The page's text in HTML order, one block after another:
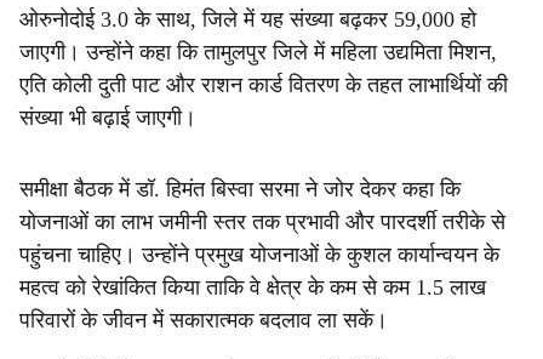
ओरुनोदोई 3.0 के साथ, जिले में यह संख्या बढ़कर 59,000 हो
जाएगी। उन्होंने कहा कि तामुलपुर जिले में महिला उद्यमिता मिशन,
एति कोली दुती पाट और राशन कार्ड वितरण के तहत लाभार्थियों की
संख्या भी बढ़ाई जाएगी।
समीक्षा बैठक में डॉ. हिमंत बिस्वा सरमा ने जोर देकर कहा कि
योजनाओं का लाभ जमीनी स्तर तक प्रभावी और पारदर्शी तरीके से
पहुंचना चाहिए। उन्होंने प्रमुख योजनाओं के कुशल कार्यान्वयन के
महत्व को रेखांकित किया ताकि वे क्षेत्र के कम से कम 1.5 लाख
परिवारों के जीवन में सकारात्मक बदलाव ला सकें।